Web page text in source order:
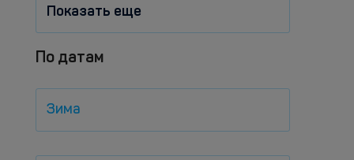
Показать еще
По датам
Зима